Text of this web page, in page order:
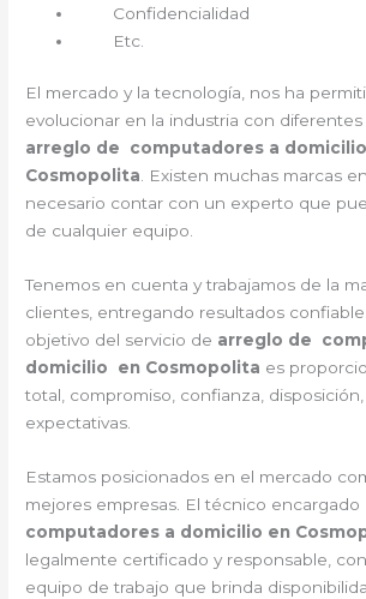
Confidencialidad
Etc.
El mercado y la tecnología, nos ha
evolucionar en la industria con
arreglo de computadores a
Cosmopolita. Existen muchas marcas
necesario contar con un experto que
de cualquier equipo.
Tenemos en cuenta y trabajamos de la
clientes, entregando resultados
objetivo del servicio de arreglo de
domicilio en Cosmopolita es
total, compromiso, confianza,
expectativas.
Estamos posicionados en el mercado
mejores empresas. El técnico encargado
computadores a domicilio en
legalmente certificado y responsable,
equipo de trabajo que brinda